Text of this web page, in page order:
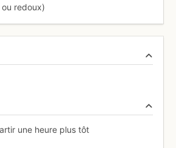
ou redoux)
une heure plus tôt